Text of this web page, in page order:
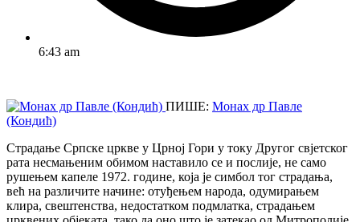
6:43 am
ПИШЕ: Монах др Павле
(Кондић)
Страдање Српске цркве у Црној Гори у току Другог свјетског
рата несмањеним обимом наставило се и послије, не само
рушењем капеле 1972. године, која је симбол тог страдања,
већ на различите начине: отуђењем народа, одумирањем
клира, свештенства, недостатком подмлатка, страдањем